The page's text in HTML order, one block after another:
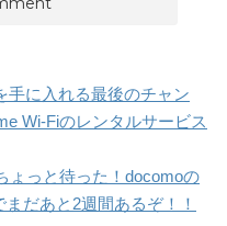
手に入れる最後のチャン
Wi-Fiのレンタルサービス
ょっと待った！docomoの
だあと2週間あるぞ！！